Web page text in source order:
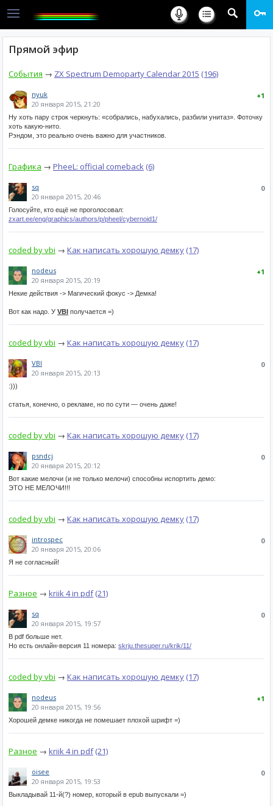
Прямой эфир
События → ZX Spectrum Demoparty Calendar 2015 (196)
+1
nyuk
20 января 2015, 21:20
Ну хоть пару строк черкнуть: «собрались, набухались, разбили унитаз». Фоточку
хоть какую-нито.
Рэндом, это реально очень важно для участников.
Графика → PheeL: official comeback (6)
0
sq
20 января 2015, 20:46
Голосуйте, кто ещё не проголосовал:
zxart.ee/eng/graphics/authors/p/pheel/cybernoid1/
coded by vbi → Как написать хорошую демку (17)
+1
nodeus
20 января 2015, 20:19
Некие действия -> Магический фокус -> Демка!
Вот как надо. У VBI получается =)
coded by vbi → Как написать хорошую демку (17)
0
VBI
20 января 2015, 20:13
:)))
статья, конечно, о рекламе, но по сути — очень даже!
coded by vbi → Как написать хорошую демку (17)
0
psndcj
20 января 2015, 20:12
Вот какие мелочи (и не только мелочи) способны испортить демо:
ЭТО НЕ МЕЛОЧИ!!!
coded by vbi → Как написать хорошую демку (17)
0
introspec
20 января 2015, 20:06
Я не согласный!
Разное → kriik 4 in pdf (21)
0
sq
20 января 2015, 19:57
В pdf больше нет.
Но есть онлайн-версия 11 номера: skrju.thesuper.ru/krik/11/
coded by vbi → Как написать хорошую демку (17)
+1
nodeus
20 января 2015, 19:56
Хорошей демке никогда не помешает плохой шрифт =)
Разное → kriik 4 in pdf (21)
0
oisee
20 января 2015, 19:53
Выкладывай 11-й(?) номер, который в epub выпускали =)